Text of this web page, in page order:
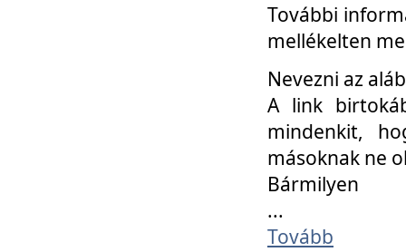
További
mellékelten
Nevezni az
A link
mindenkit,
másoknak ne
Bármilyen
...
Tovább